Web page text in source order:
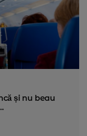
și nu beau